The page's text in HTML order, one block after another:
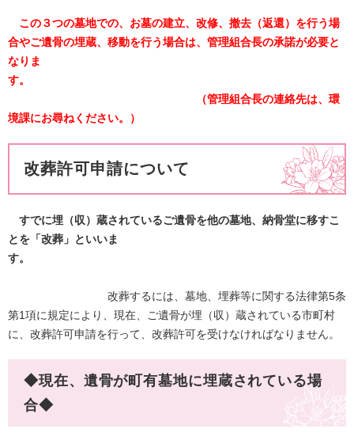
この３つの墓地での、お墓の建立、改修、撤去（返還）を行う場
合やご遺骨の埋蔵、移動を行う場合は、管理組合長の承諾が必要と
なりま
す。
（管理組合長の連絡先は、環
境課にお尋ねください。）
改葬許可申請について
すでに埋（収）蔵されているご遺骨を他の墓地、納骨堂に移すこ
とを「改葬」といいま
す。
改葬するには、墓地、埋葬等に関する法律第5条
第1項に規定により、現在、ご遺骨が埋（収）蔵されている市町村
に、改葬許可申請を行って、改葬許可を受けなければなりません。
◆現在、遺骨が町有墓地に埋蔵されている場
合◆